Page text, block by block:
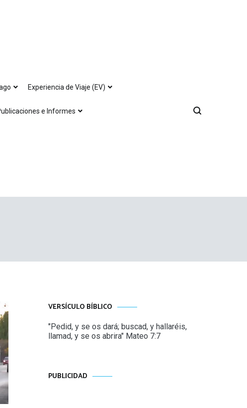
Experiencia de Viaje (EV)
e Informes
VERSÍCULO BÍBLICO
"Pedid, y se os dará; buscad, y hallaréis,
llamad, y se os abrira" Mateo 7:7
PUBLICIDAD